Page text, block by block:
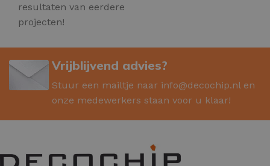
resultaten van eerdere
projecten!
Vrijblijvend advies?
Stuur een mailtje naar info@decochip.nl en
onze medewerkers staan voor u klaar!